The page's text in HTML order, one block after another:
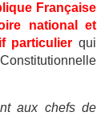
Française
national et
particulier qui
aux chefs de